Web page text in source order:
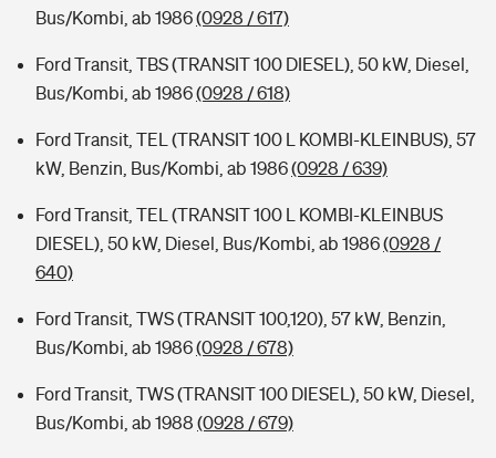
Bus/Kombi, ab 1986(0928 / 617)
Ford Transit, TBS (TRANSIT 100 DIESEL), 50 kW, Diesel,
Bus/Kombi, ab 1986(0928 / 618)
Ford Transit, TEL (TRANSIT 100 L KOMBI-KLEINBUS), 57
kW, Benzin, Bus/Kombi, ab 1986(0928 / 639)
Ford Transit, TEL (TRANSIT 100 L KOMBI-KLEINBUS
DIESEL), 50 kW, Diesel, Bus/Kombi, ab 1986(0928 /
640)
Ford Transit, TWS (TRANSIT 100,120), 57 kW, Benzin,
Bus/Kombi, ab 1986(0928 / 678)
Ford Transit, TWS (TRANSIT 100 DIESEL), 50 kW, Diesel,
Bus/Kombi, ab 1988 (0928 / 679)